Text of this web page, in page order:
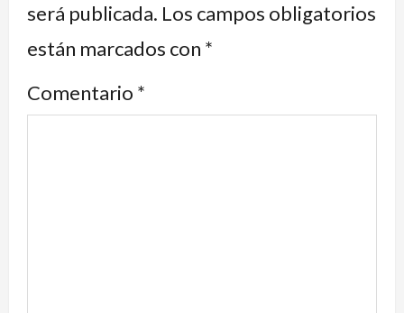
será publicada. Los campos obligatorios
están marcados con *
Comentario *